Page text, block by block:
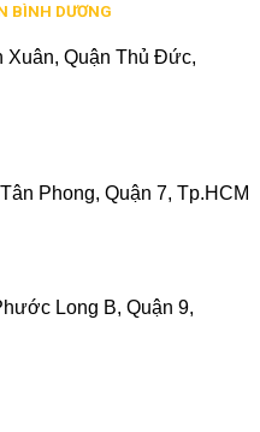
BÌNH DƯƠNG
Xuân, Quận Thủ Đức,
Phong, Quận 7, Tp.HCM
Long B, Quận 9,